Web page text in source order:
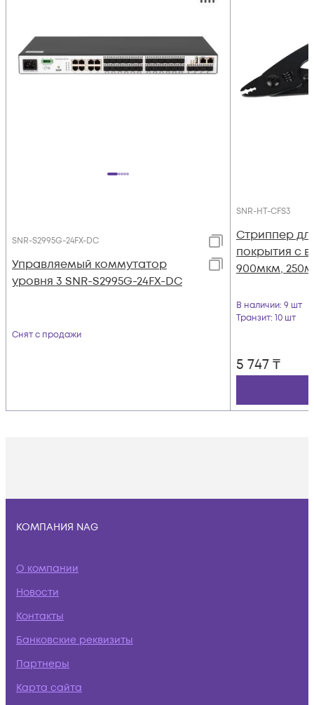
SNR-S2995G-24FX-DC
Управляемый коммутатор
уровня 3 SNR-S2995G-24FX-DC
Снят с продажи
SNR-HT-CFS3
Стриппер
покрытия с
900мкм,
В наличии: 9 шт
Транзит: 10 шт
5 747₸
КОМПАНИЯ NAG
О компании
Новости
Контакты
Банковские реквизиты
Партнеры
Карта сайта